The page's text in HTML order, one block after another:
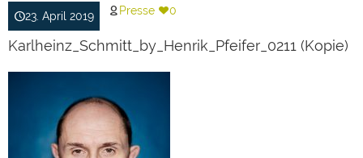
23. April 2019 Presse 0
Karlheinz_Schmitt_by_Henrik_Pfeifer_0211 (Kopie)